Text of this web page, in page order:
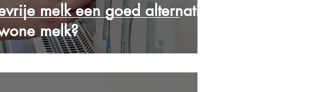
melk een goed alternatief
melk?